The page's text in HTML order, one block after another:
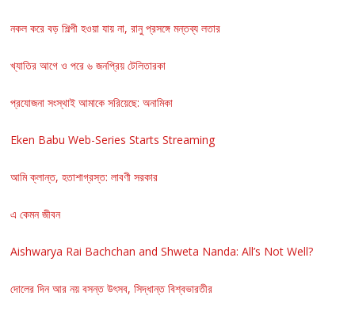
নকল করে বড় শিল্পী হওয়া যায় না, রানু প্রসঙ্গে মন্তব্য লতার
খ্যাতির আগে ও পরে ৬ জনপ্রিয় টেলিতারকা
প্রযোজনা সংস্থাই আমাকে সরিয়েছে: অনামিকা
Eken Babu Web-Series Starts Streaming
আমি ক্লান্ত, হতাশাগ্রস্ত: লাবণী সরকার
এ কেমন জীবন
Aishwarya Rai Bachchan and Shweta Nanda: All’s Not Well?
দোলের দিন আর নয় বসন্ত উৎসব, সিদ্ধান্ত বিশ্বভারতীর